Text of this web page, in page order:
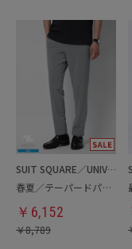
SUIT SQUARE／UNIVERSAL LANGUAGE
春夏／テーパードパンツ
￥ 6,152
￥8,789